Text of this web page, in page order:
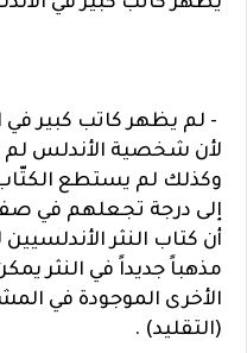
- لم يظهر كاتب كبير في
لأن شخصية الأندلس لم
وكذلك لم يستطع
إلى درجة تجعلهم في
أن كتاب النثر
مذهباً جديداً في النثر
الأخرى الموجودة في
(التقليد) .